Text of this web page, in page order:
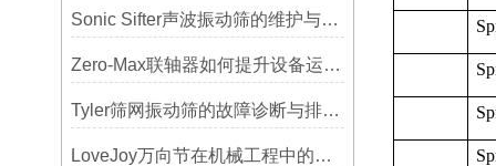
Sonic Sifter声波振动筛的维护与保养指南
Zero-Max联轴器如何提升设备运行精度？
Tyler筛网振动筛的故障诊断与排除方法总结
LoveJoy万向节在机械工程中的重要性